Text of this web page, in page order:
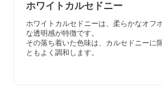
ホワイトカルセドニー
ホワイトカルセドニーは、柔らかなオフ
な透明感が特徴です。
その落ち着いた色味は、カルセドニーに
ともよく調和します。